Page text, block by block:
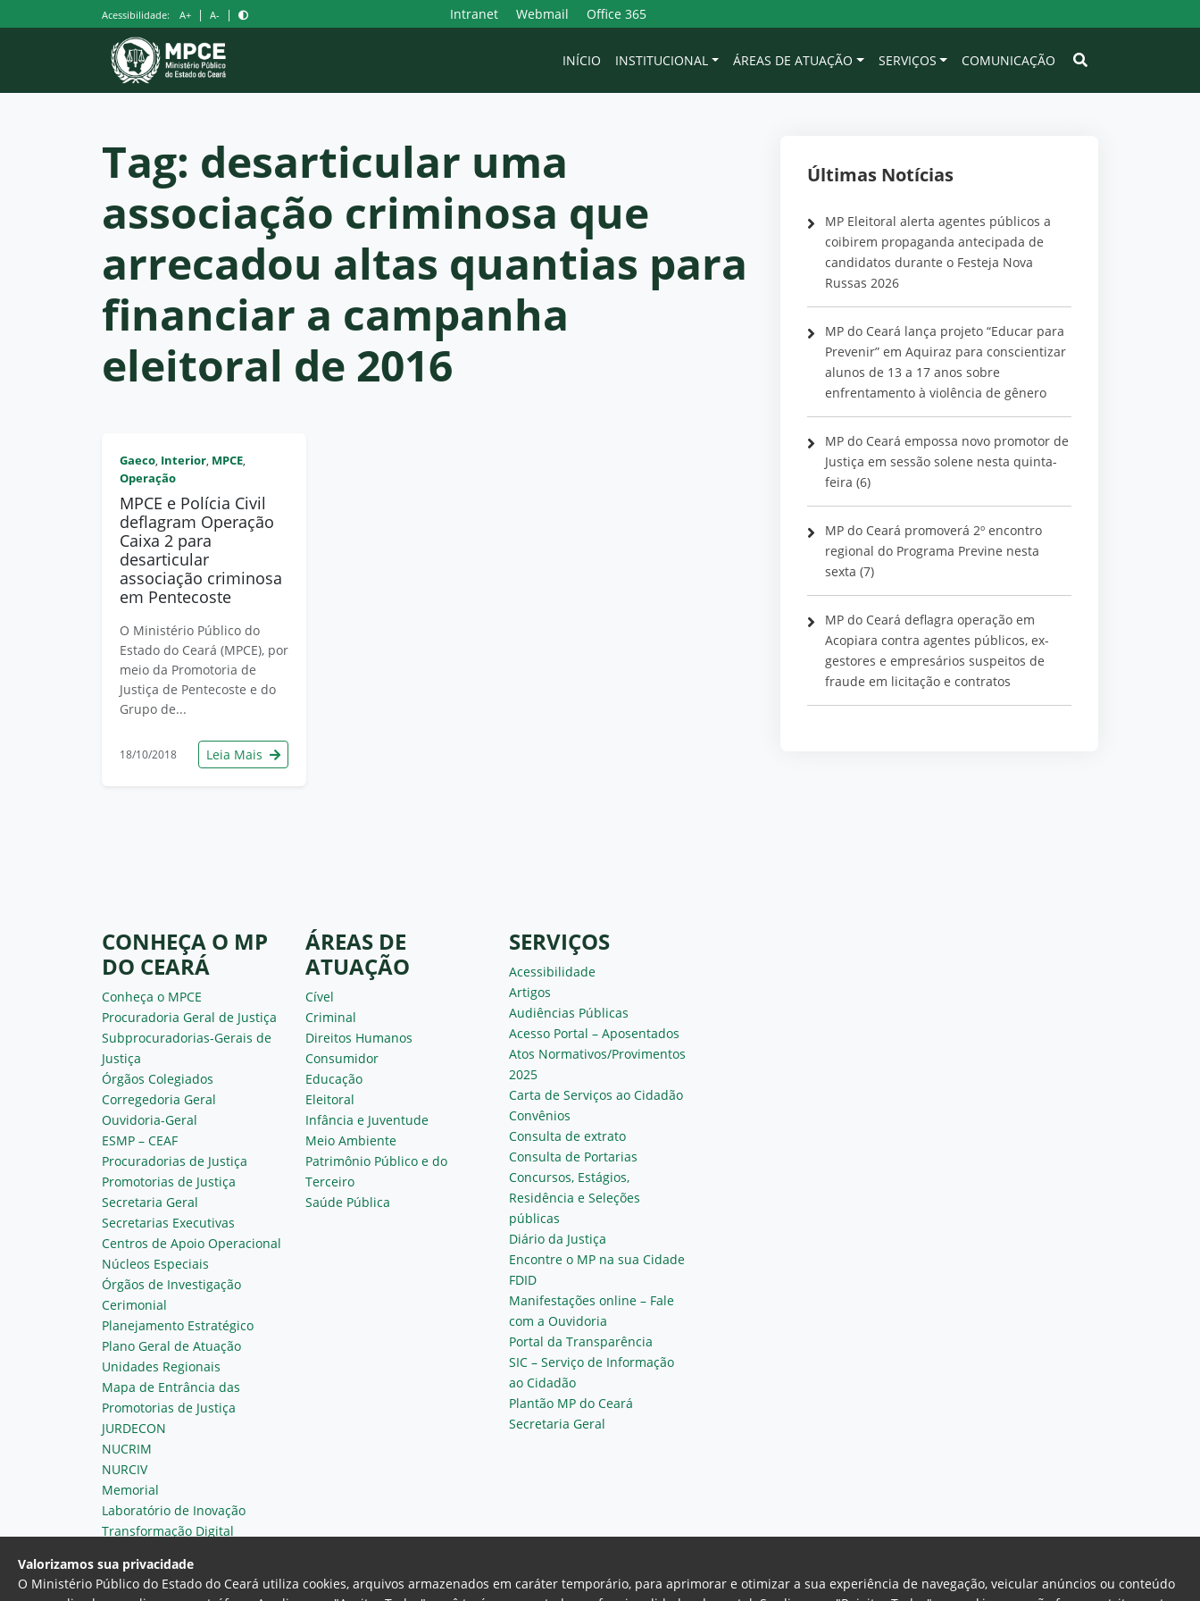
para
Acessibilidade: A+ | A- | Intranet Webmail Office 365
INÍCIO INSTITUCIONAL ÁREAS DE ATUAÇÃO SERVIÇOS COMUNICAÇÃO
Tag: desarticular uma
associação criminosa que
arrecadou altas quantias para
financiar a campanha
eleitoral de 2016
Gaeco, Interior, MPCE,
Operação
MPCE e Polícia Civil
deflagram Operação
Caixa 2 para
desarticular
associação criminosa
em Pentecoste
O Ministério Público do
Estado do Ceará (MPCE), por
meio da Promotoria de
Justiça de Pentecoste e do
Grupo de...
18/10/2018 Leia Mais
Últimas Notícias
MP Eleitoral alerta agentes públicos a
coibirem propaganda antecipada de
candidatos durante o Festeja Nova
Russas 2026
MP do Ceará lança projeto “Educar para
Prevenir” em Aquiraz para conscientizar
alunos de 13 a 17 anos sobre
enfrentamento à violência de gênero
MP do Ceará empossa novo promotor de
Justiça em sessão solene nesta quinta-
feira (6)
MP do Ceará promoverá 2º encontro
regional do Programa Previne nesta
sexta (7)
MP do Ceará deflagra operação em
Acopiara contra agentes públicos, ex-
gestores e empresários suspeitos de
fraude em licitação e contratos
CONHEÇA O MP
DO CEARÁ
Conheça o MPCE
Procuradoria Geral de Justiça
Subprocuradorias-Gerais de
Justiça
Órgãos Colegiados
Corregedoria Geral
Ouvidoria-Geral
ESMP – CEAF
Procuradorias de Justiça
Promotorias de Justiça
Secretaria Geral
Secretarias Executivas
Centros de Apoio Operacional
Núcleos Especiais
Órgãos de Investigação
Cerimonial
Planejamento Estratégico
Plano Geral de Atuação
Unidades Regionais
Mapa de Entrância das
Promotorias de Justiça
JURDECON
NUCRIM
NURCIV
Memorial
Laboratório de Inovação
Transformação Digital
ÁREAS DE
ATUAÇÃO
Cível
Criminal
Direitos Humanos
Consumidor
Educação
Eleitoral
Infância e Juventude
Meio Ambiente
Patrimônio Público e do
Terceiro
Saúde Pública
SERVIÇOS
Acessibilidade
Artigos
Audiências Públicas
Acesso Portal – Aposentados
Atos Normativos/Provimentos
2025
Carta de Serviços ao Cidadão
Convênios
Consulta de extrato
Consulta de Portarias
Concursos, Estágios,
Residência e Seleções
públicas
Diário da Justiça
Encontre o MP na sua Cidade
FDID
Manifestações online – Fale
com a Ouvidoria
Portal da Transparência
SIC – Serviço de Informação
ao Cidadão
Plantão MP do Ceará
Secretaria Geral
Valorizamos sua privacidade
O Ministério Público do Estado do Ceará utiliza cookies, arquivos armazenados em caráter temporário, para aprimorar e otimizar a sua experiência de navegação, veicular anúncios ou conteúdo